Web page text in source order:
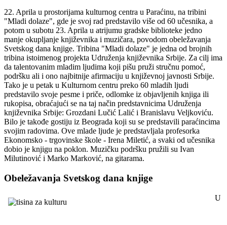
22. Aprila u prostorijama kulturnog centra u Paraćinu, na tribini
"Mladi dolaze", gde je svoj rad predstavilo više od 60 učesnika, a
potom u subotu 23. Aprila u atrijumu gradske biblioteke jedno
manje okupljanje književnika i muzičara, povodom obeležavanja
Svetskog dana knjige. Tribina "Mladi dolaze" je jedna od brojnih
tribina istoimenog projekta Udruženja književnika Srbije. Za cilj ima
da talentovanim mladim ljudima koji pišu pruži stručnu pomoć,
podršku ali i ono najbitnije afirmaciju u književnoj javnosti Srbije.
Tako je u petak u Kulturnom centru preko 60 mladih ljudi
predstavilo svoje pesme i priče, odlomke iz objavljenih knjiga ili
rukopisa, obraćajući se na taj način predstavnicima Udruženja
književnika Srbije: Grozdani Lučić Lalić i Branislavu Veljkoviću.
Bilo je takođe gostiju iz Beograda koji su se predstavili paraćincima
svojim radovima. Ove mlade ljude je predstavljala profesorka
Ekonomsko - trgovinske škole - Irena Miletić, a svaki od učesnika
dobio je knjigu na poklon. Muzičku podršku pružili su Ivan
Milutinović i Marko Marković, na gitarama.
Obeležavanja Svetskog dana knjige
U